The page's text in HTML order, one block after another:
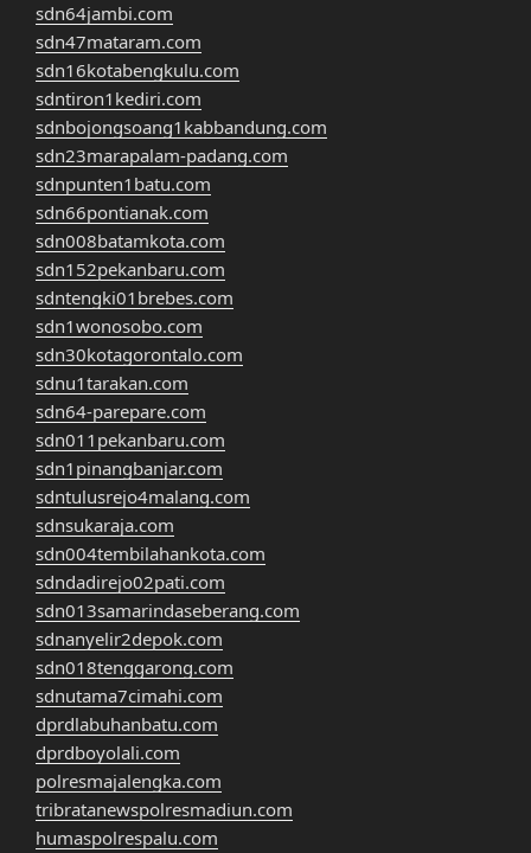
sdn64jambi.com
sdn47mataram.com
sdn16kotabengkulu.com
sdntiron1kediri.com
sdnbojongsoang1kabbandung.com
sdn23marapalam-padang.com
sdnpunten1batu.com
sdn66pontianak.com
sdn008batamkota.com
sdn152pekanbaru.com
sdntengki01brebes.com
sdn1wonosobo.com
sdn30kotagorontalo.com
sdnu1tarakan.com
sdn64-parepare.com
sdn011pekanbaru.com
sdn1pinangbanjar.com
sdntulusrejo4malang.com
sdnsukaraja.com
sdn004tembilahankota.com
sdndadirejo02pati.com
sdn013samarindaseberang.com
sdnanyelir2depok.com
sdn018tenggarong.com
sdnutama7cimahi.com
dprdlabuhanbatu.com
dprdboyolali.com
polresmajalengka.com
tribratanewspolresmadiun.com
humaspolrespalu.com